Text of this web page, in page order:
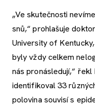
„Ve skutečnosti
snů,“ prohlašuje
University of
byly vždy celkem
nás pronásledují,“
identifikoval 33
polovina souvisí s